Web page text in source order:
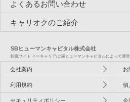
よくあるお問い合わせ
キャリオクのご紹介
SBヒューマンキャピタル株式会社
転職サイト イーキャリアはSBヒューマンキャピタルによって運営
会社案内 お
利用規約 個
セキュリティポリシー 企